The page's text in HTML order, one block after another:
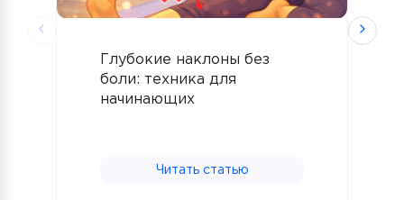
Глубокие наклоны без
боли: техника для
начинающих
Читать статью